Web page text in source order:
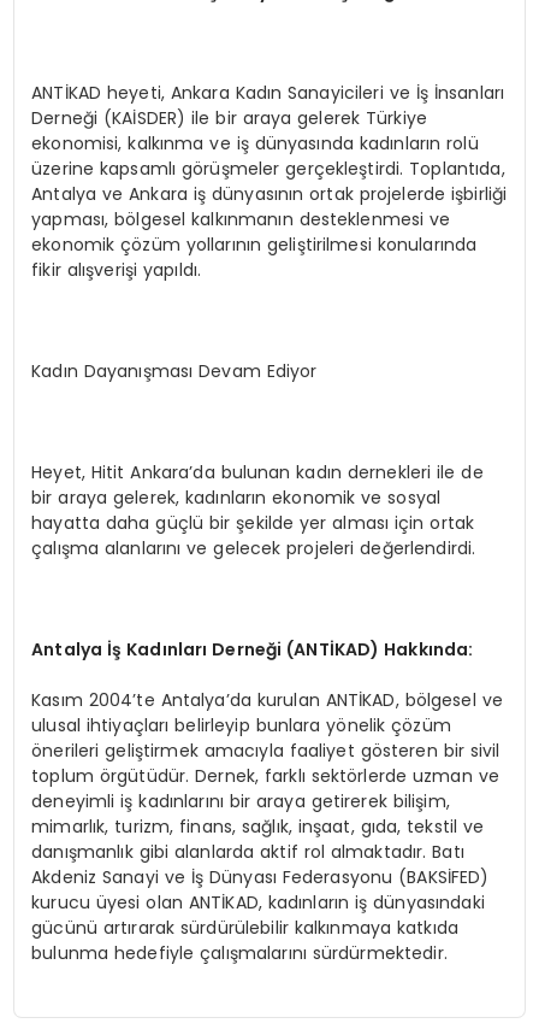
ANTİKAD heyeti, Ankara Kadın Sanayicileri ve İş İnsanları
Derneği (KAİSDER) ile bir araya gelerek Türkiye
ekonomisi, kalkınma ve iş dünyasında kadınların rolü
üzerine kapsamlı görüşmeler gerçekleştirdi. Toplantıda,
Antalya ve Ankara iş dünyasının ortak projelerde işbirliği
yapması, bölgesel kalkınmanın desteklenmesi ve
ekonomik çözüm yollarının geliştirilmesi konularında
fikir alışverişi yapıldı.
Kadın Dayanışması Devam Ediyor
Heyet, Hitit Ankara’da bulunan kadın dernekleri ile de
bir araya gelerek, kadınların ekonomik ve sosyal
hayatta daha güçlü bir şekilde yer alması için ortak
çalışma alanlarını ve gelecek projeleri değerlendirdi.
Antalya İş Kadınları Derneği (ANTİKAD) Hakkında:
Kasım 2004’te Antalya’da kurulan ANTİKAD, bölgesel ve
ulusal ihtiyaçları belirleyip bunlara yönelik çözüm
önerileri geliştirmek amacıyla faaliyet gösteren bir sivil
toplum örgütüdür. Dernek, farklı sektörlerde uzman ve
deneyimli iş kadınlarını bir araya getirerek bilişim,
mimarlık, turizm, finans, sağlık, inşaat, gıda, tekstil ve
danışmanlık gibi alanlarda aktif rol almaktadır. Batı
Akdeniz Sanayi ve İş Dünyası Federasyonu (BAKSİFED)
kurucu üyesi olan ANTİKAD, kadınların iş dünyasındaki
gücünü artırarak sürdürülebilir kalkınmaya katkıda
bulunma hedefiyle çalışmalarını sürdürmektedir.